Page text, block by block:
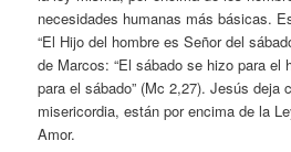
necesidades humanas más básicas.
“El Hijo del hombre es Señor del
de Marcos: “El sábado se hizo para el
para el sábado” (Mc 2,27). Jesús deja
misericordia, están por encima de la
Amor.